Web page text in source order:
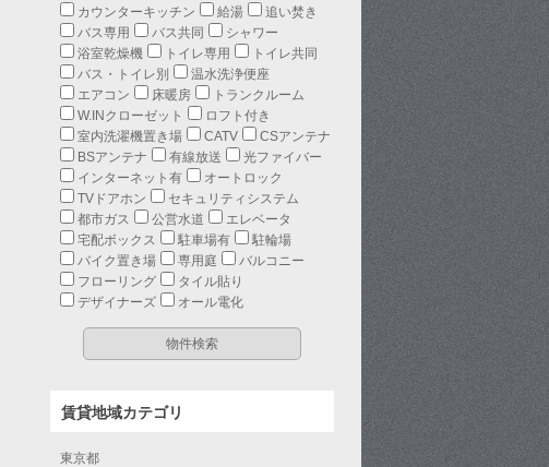
カウンターキッチン
給湯
追い焚き
バス専用
バス共同
シャワー
浴室乾燥機
トイレ専用
トイレ共同
バス・トイレ別
温水洗浄便座
エアコン
床暖房
トランクルーム
W.INクローゼット
ロフト付き
室内洗濯機置き場
CATV
CSアンテナ
BSアンテナ
有線放送
光ファイバー
インターネット有
オートロック
TVドアホン
セキュリティシステム
都市ガス
公営水道
エレベータ
宅配ボックス
駐車場有
駐輪場
バイク置き場
専用庭
バルコニー
フローリング
タイル貼り
デザイナーズ
オール電化
賃貸地域カテゴリ
東京都